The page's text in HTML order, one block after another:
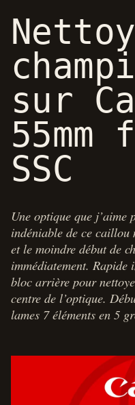
sur
SSC
Une optique que
indéniable de ce
et le moindre début de
immédiatement.
bloc arrière pour
centre de l’optique.
lames 7 éléments en 5